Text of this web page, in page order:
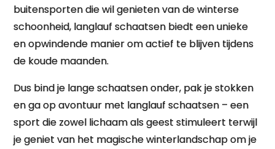
buitensporten die wil genieten van de winterse
schoonheid, langlauf schaatsen biedt een unieke
en opwindende manier om actief te blijven tijdens
de koude maanden.
Dus bind je lange schaatsen onder, pak je stokken
en ga op avontuur met langlauf schaatsen – een
sport die zowel lichaam als geest stimuleert terwijl
je geniet van het magische winterlandschap om je